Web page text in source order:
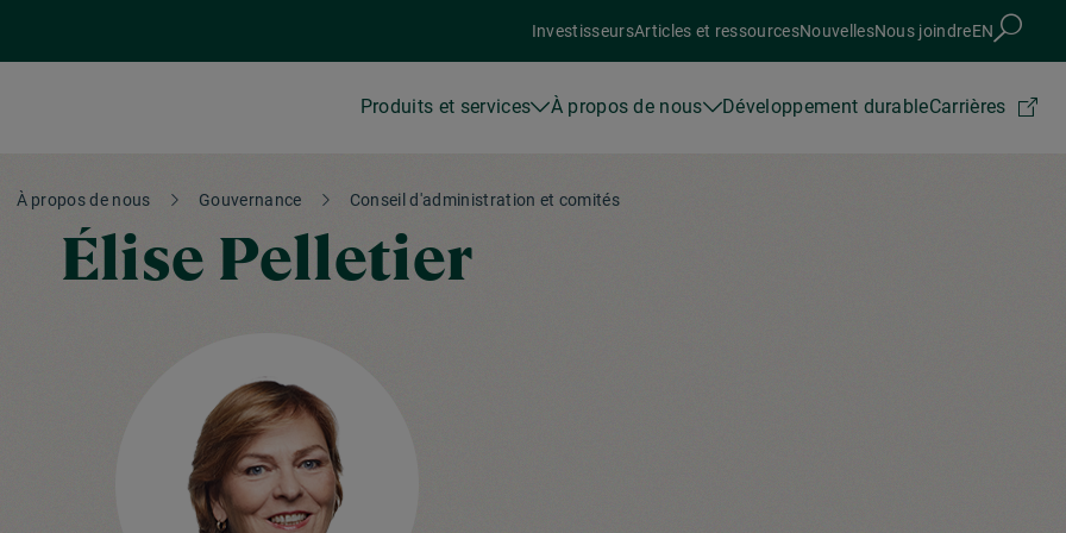
InvestisseursArticles et ressourcesNouvellesNous joindreEN
Produits et services À propos de nous Développement durableCarrières
À propos de nous Gouvernance Conseil d'administration et comités
Élise Pelletier